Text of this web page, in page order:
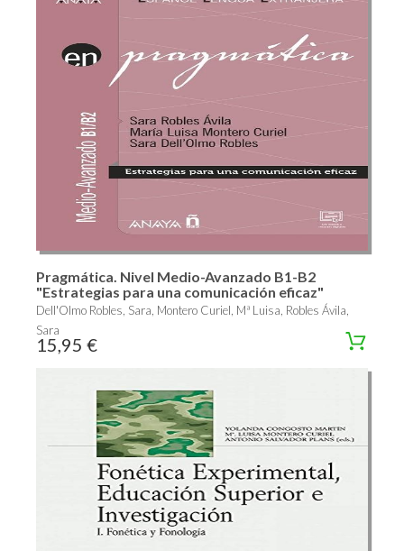
Pragmática. Nivel Medio-Avanzado B1-B2
"Estrategias para una comunicación eficaz"
Dell'Olmo Robles, Sara, Montero Curiel, Mª Luisa, Robles Ávila,
Sara
15,95 €